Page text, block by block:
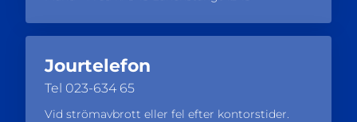
Jourtelefon
Tel 023-634 65
Vid strömavbrott eller fel efter kontorstider.